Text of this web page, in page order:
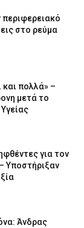
στο ρεύμα
και πολλά» –
μετά το
για τον
Υποστήριξαν
Άνδρας